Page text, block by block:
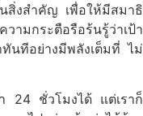
สิ่งสำคัญ เพื่อให้มีสมาธิ
ามกระตือรือร้นรู้ว่าเป้า
นทีอย่างมีพลังเต็มที่ ไม่
24 ชั่วโมงได้ แต่เราก็